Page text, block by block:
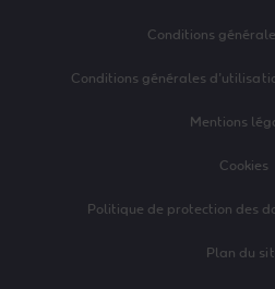
Conditions
Conditions générales
Mentions
Cookies
Politique de protection des
Plan du